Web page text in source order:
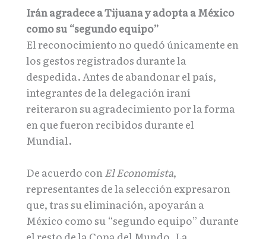
Irán agradece a Tijuana y adopta a México
como su “segundo equipo”
El reconocimiento no quedó únicamente en
los gestos registrados durante la
despedida. Antes de abandonar el país,
integrantes de la delegación iraní
reiteraron su agradecimiento por la forma
en que fueron recibidos durante el
Mundial.
De acuerdo con El Economista,
representantes de la selección expresaron
que, tras su eliminación, apoyarán a
México como su “segundo equipo” durante